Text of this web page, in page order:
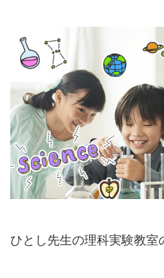
ひとし先生の理科実験教室